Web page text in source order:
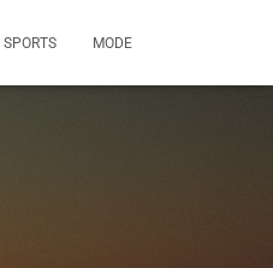
SPORTS MODE